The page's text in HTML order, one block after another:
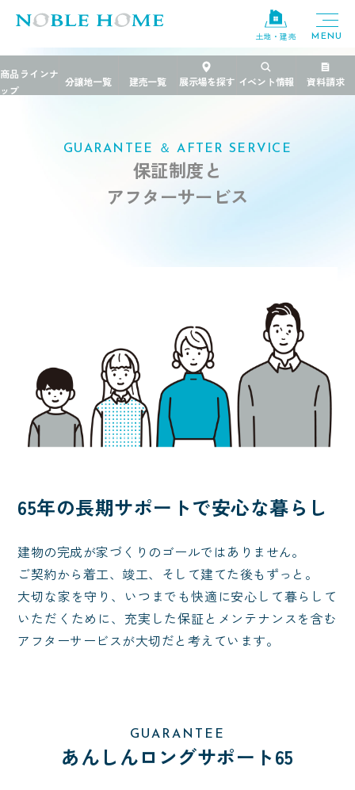
土地・建売
TOP >保証制度とアフターサービス
GUARANTEE ＆ AFTER SERVICE
保証制度と
アフターサービス
65年の長期サポートで安心な暮らし
建物の完成が家づくりのゴールではありません。
ご契約から着工、竣工、そして建てた後もずっと。
大切な家を守り、いつまでも快適に安心して暮らして
いただくために、充実した保証とメンテナンスを含む
アフターサービスが大切だと考えています。
GUARANTEE
あんしんロングサポート65